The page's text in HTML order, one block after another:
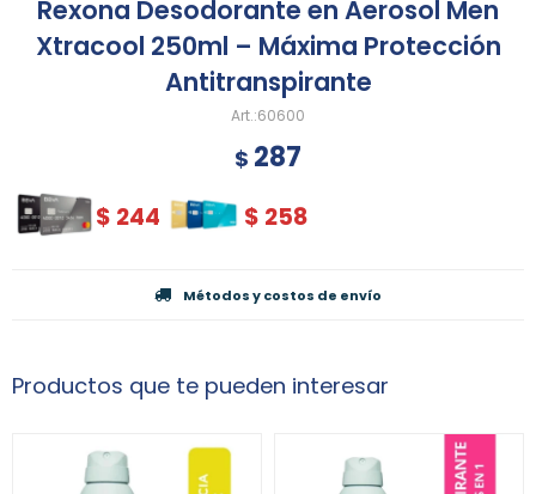
Rexona Desodorante en Aerosol Men
Xtracool 250ml – Máxima Protección
Antitranspirante
60600
$ 287
$ 244 $ 258
Métodos y costos de envío
Productos que te pueden interesar